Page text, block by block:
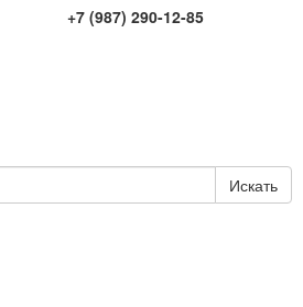
+7 (987) 290-12-85
Искать